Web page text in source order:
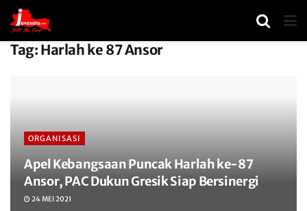
Tag: Harlah ke 87 Ansor
ORGANISASI
Apel Kebangsaan Puncak Harlah ke-87
Ansor, PAC Dukun Gresik Siap Bersinergi
24 MEI 2021